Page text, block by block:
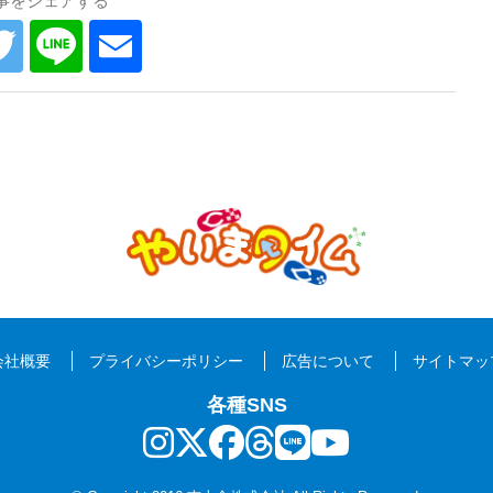
社概要 プライバシーポリシー 広告について サイトマッ
各種SNS